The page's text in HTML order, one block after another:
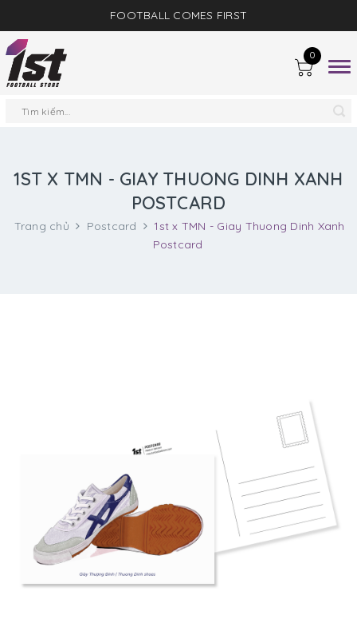
FOOTBALL COMES FIRST
0
1ST X TMN - GIAY THUONG DINH XANH
POSTCARD
Trang chủ Postcard
1st x TMN - Giay Thuong Dinh Xanh
Postcard